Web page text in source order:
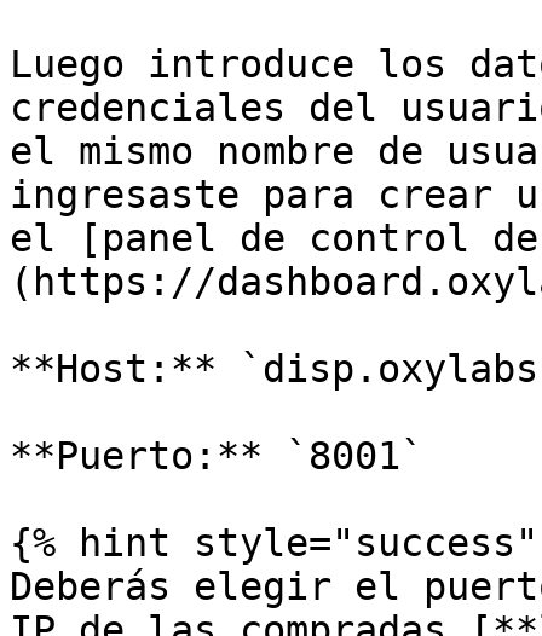
Luego introduce los
credenciales del
el mismo nombre de
ingresaste para crear
el [panel de control de
(https://
**Host:**
**Puerto:** `8001`
{% hint style="success"
Deberás elegir el